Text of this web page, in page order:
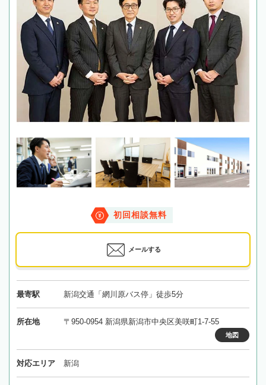
初回相談無料
メールする
最寄駅 新潟交通「網川原バス停」徒歩5分
所在地 〒950-0954 新潟県新潟市中央区美咲町1-7-55
地図
対応エリア 新潟